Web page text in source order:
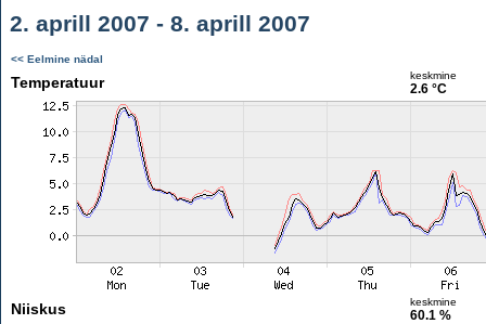
2. aprill 2007 - 8. aprill 2007
<< Eelmine nädal
Temperatuur keskmine
2.6 °C
Niiskus keskmine
60.1 %